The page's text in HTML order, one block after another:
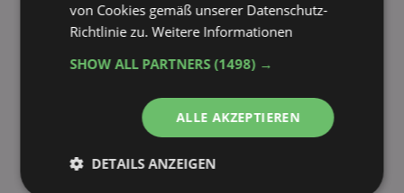
von Cookies gemäß unserer Datenschutz-
Richtlinie zu.Weitere Informationen
SHOW ALL PARTNERS(1498) →
ALLE AKZEPTIEREN
DETAILS ANZEIGEN